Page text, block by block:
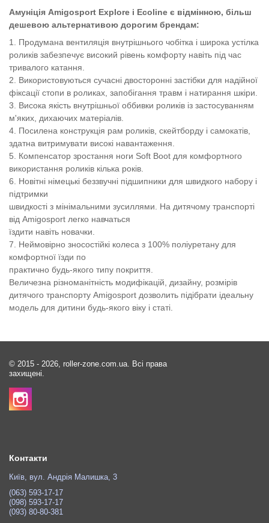
Амуніція Amigosport Explore і Ecoline є відмінною, більш
дешевою альтернативою дорогим брендам:
1. Продумана вентиляція внутрішнього чобітка і широка устілка
роликів забезпечує високий рівень комфорту навіть під час
тривалого катання.
2. Використовуються сучасні двосторонні застібки для надійної
фіксації стопи в роликах, запобігання травм і натирання шкіри.
3. Висока якість внутрішньої оббивки роликів із застосуванням
м'яких, дихаючих матеріалів.
4. Посилена конструкція рам роликів, скейтборду і самокатів,
здатна витримувати високі навантаження.
5. Компенсатор зростання ноги Soft Boot для комфортного
використання роликів кілька років.
6. Новітні німецькі беззвучні підшипники для швидкого набору і
підтримки
швидкості з мінімальними зусиллями. На дитячому транспорті
від Amigosport легко навчаться
їздити навіть новачки.
7. Неймовірно зносостійкі колеса з 100% поліуретану для
комфортної їзди по
практично будь-якого типу покриття.
Величезна різноманітність модифікацій, дизайну, розмірів
дитячого транспорту Amigosport дозволить підібрати ідеальну
модель для дитини будь-якого віку і статі.
© 2015 - 2026, roller-zone.com.ua. Всі права
захищені.
Контакти
Київ, вул. Андрія Малишка, 3
(063) 593-17-17
(098) 593-17-17
(093) 80-80-381